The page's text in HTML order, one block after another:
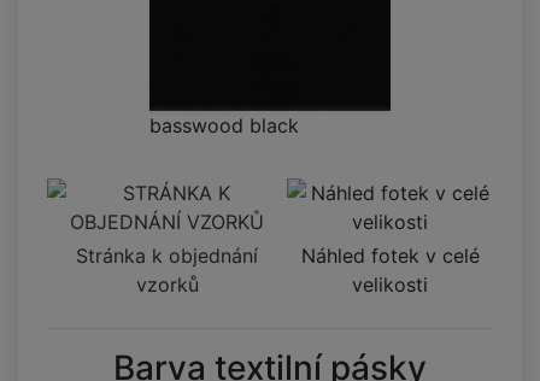
basswood black
Stránka k objednání
vzorků
Náhled fotek v celé
velikosti
Barva textilní pásky